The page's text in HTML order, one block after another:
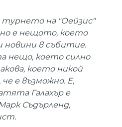
турнето на "Оейзис"
е нещото, което
новини в събитие.
нещо, което силно
което никой
че е възможно. Е,
Галахър е
Съдърленд,